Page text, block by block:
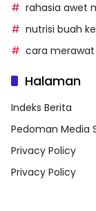
rahasia awet
nutrisi buah
cara merawat
Halaman
Indeks Berita
Pedoman Media
Privacy Policy
Privacy Policy